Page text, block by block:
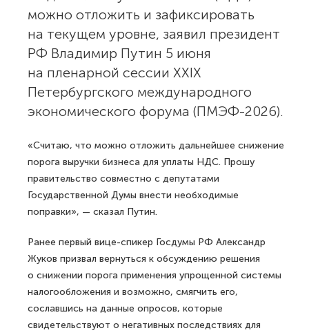
можно отложить и зафиксировать
на текущем уровне, заявил президент
РФ Владимир Путин 5 июня
на пленарной сессии XXIX
Петербургского международного
экономического форума (ПМЭФ-2026).
«Считаю, что можно отложить дальнейшее снижение
порога выручки бизнеса для уплаты НДС. Прошу
правительство совместно с депутатами
Государственной Думы внести необходимые
поправки», — сказал Путин.
Ранее первый вице-спикер Госдумы РФ Александр
Жуков призвал вернуться к обсуждению решения
о снижении порога применения упрощенной системы
налогообложения и возможно, смягчить его,
сославшись на данные опросов, которые
свидетельствуют о негативных последствиях для